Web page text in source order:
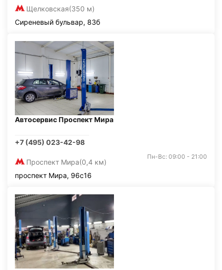
Щелковская(350 м)
Сиреневый бульвар, 83б
Автосервис Проспект Мира
+7 (495) 023-42-98
Проспект Мира(0,4 км)
Пн-Вс: 09:00 - 21:00
проспект Мира, 96с16